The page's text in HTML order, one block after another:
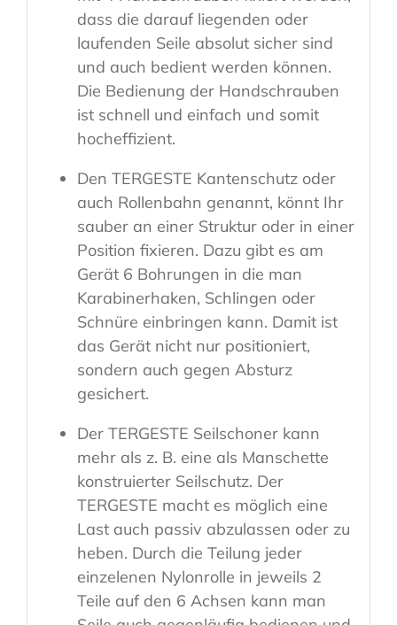
dass die darauf liegenden oder
laufenden Seile absolut sicher sind
und auch bedient werden können.
Die Bedienung der Handschrauben
ist schnell und einfach und somit
hocheffizient.
Den TERGESTE Kantenschutz oder
auch Rollenbahn genannt, könnt Ihr
sauber an einer Struktur oder in einer
Position fixieren. Dazu gibt es am
Gerät 6 Bohrungen in die man
Karabinerhaken, Schlingen oder
Schnüre einbringen kann. Damit ist
das Gerät nicht nur positioniert,
sondern auch gegen Absturz
gesichert.
Der TERGESTE Seilschoner kann
mehr als z. B. eine als Manschette
konstruierter Seilschutz. Der
TERGESTE macht es möglich eine
Last auch passiv abzulassen oder zu
heben. Durch die Teilung jeder
einzelenen Nylonrolle in jeweils 2
Teile auf den 6 Achsen kann man